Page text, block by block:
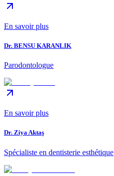
En savoir plus
Dr. BENSU KARANLIK
Parodontologue
En savoir plus
Dr. Ziya Aktaş
Spécialiste en dentisterie esthétique